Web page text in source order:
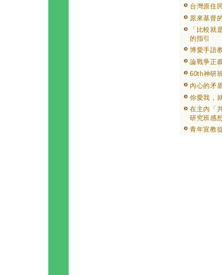
台灣原住
原來基督
「比較就
的指引
博愛手語
論戰爭正
60th神研
內心的矛
你愛我，
在主內「
研究班感
青年宣教